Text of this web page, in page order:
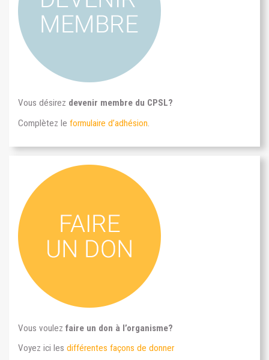
Vous désirez devenir membre du CPSL?
Complètez le formulaire d’adhésion.
Vous voulez faire un don à l’organisme?
Voyez ici les différentes façons de donner